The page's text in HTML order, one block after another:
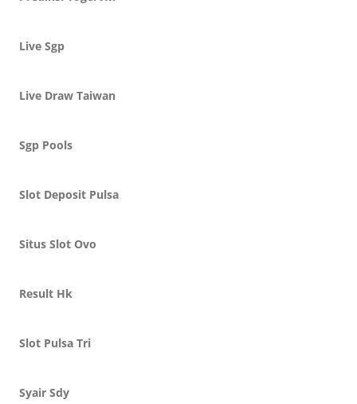
Live Sgp
Live Draw Taiwan
Sgp Pools
Slot Deposit Pulsa
Situs Slot Ovo
Result Hk
Slot Pulsa Tri
Syair Sdy